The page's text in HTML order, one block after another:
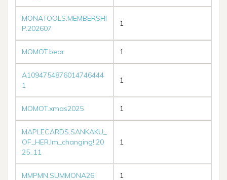
MONATOOLS.MEMBERSHI
P.202607
1
MOMOT.bear 1
A1094754876014746444
1
1
MOMOT.xmas2025 1
MAPLECARDS.SANKAKU_
OF_HER.Im_changing!.20
25_11
1
MMPMN.SUMMONA26 1